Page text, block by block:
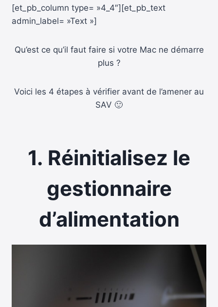
[et_pb_column type= »4_4″][et_pb_text
admin_label= »Text »]
Qu’est ce qu’il faut faire si votre Mac ne démarre
plus ?
Voici les 4 étapes à vérifier avant de l’amener au
SAV 🙂
1. Réinitialisez le
gestionnaire
d’alimentation